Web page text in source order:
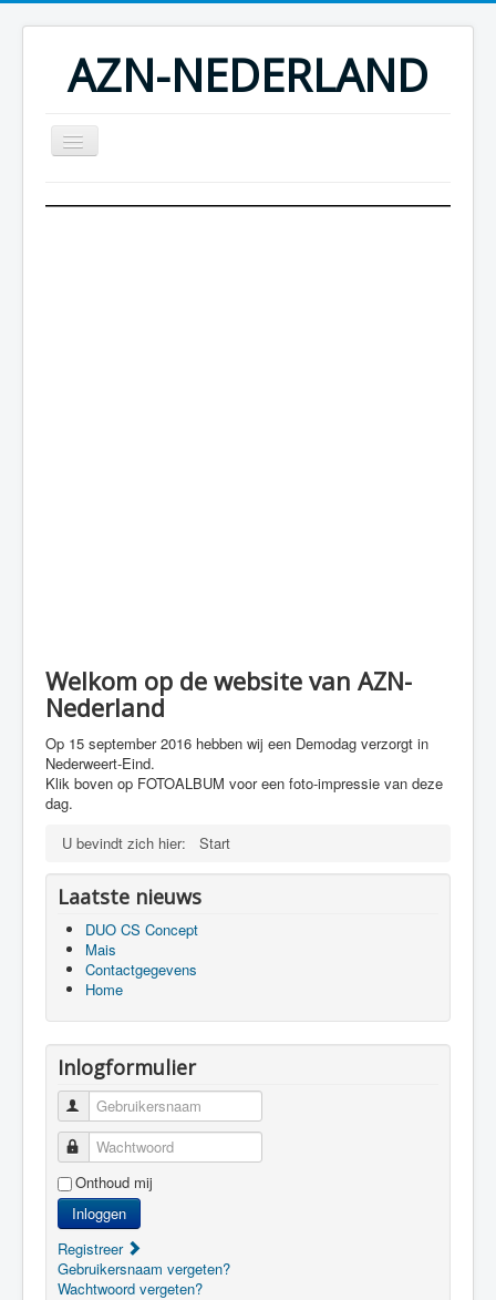
AZN-NEDERLAND
Welkom op de website van AZN-
Nederland
Op 15 september 2016 hebben wij een Demodag verzorgt in
Nederweert-Eind.
Klik boven op FOTOALBUM voor een foto-impressie van deze
dag.
U bevindt zich hier:
Start
Laatste nieuws
DUO CS Concept
Mais
Contactgegevens
Home
Inlogformulier
Gebruikersnaam
Wachtwoord
Onthoud mij
Inloggen
Registreer
Gebruikersnaam vergeten?
Wachtwoord vergeten?